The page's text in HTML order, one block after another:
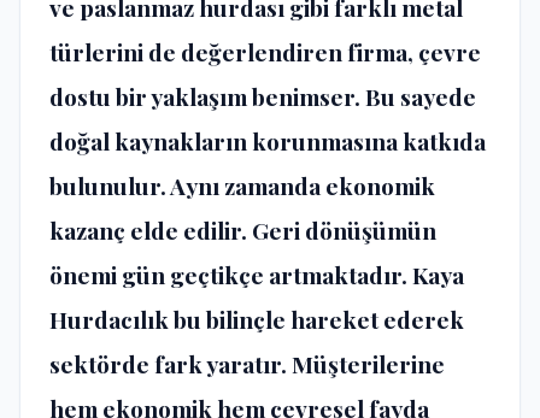
ve paslanmaz hurdası gibi farklı metal
türlerini de değerlendiren firma, çevre
dostu bir yaklaşım benimser. Bu sayede
doğal kaynakların korunmasına katkıda
bulunulur. Aynı zamanda ekonomik
kazanç elde edilir. Geri dönüşümün
önemi gün geçtikçe artmaktadır. Kaya
Hurdacılık bu bilinçle hareket ederek
sektörde fark yaratır. Müşterilerine
hem ekonomik hem çevresel fayda